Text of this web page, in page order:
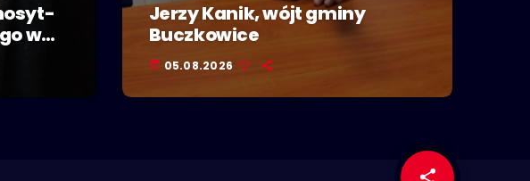
share
email
w
w
Jerzy Kanik, wójt gminy
Buczkowice
today 05.08.2026